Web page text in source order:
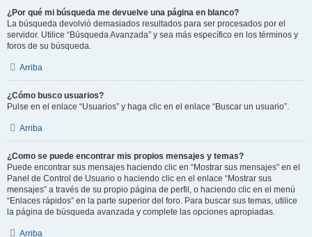
¿Por qué mi búsqueda me devuelve una página en blanco?
La búsqueda devolvió demasiados resultados para ser procesados por el
servidor. Utilice “Búsqueda Avanzada” y sea más específico en los términos y
foros de su búsqueda.
Arriba
¿Cómo busco usuarios?
Pulse en el enlace “Usuarios” y haga clic en el enlace “Buscar un usuario”.
Arriba
¿Como se puede encontrar mis propios mensajes y temas?
Puede encontrar sus mensajes haciendo clic en “Mostrar sus mensajes” en el
Panel de Control de Usuario o haciendo clic en el enlace “Mostrar sus
mensajes” a través de su propio página de perfil, o haciendo clic en el menú
“Enlaces rápidos” en la parte superior del foro. Para buscar sus temas, utilice
la página de búsqueda avanzada y complete las opciones apropiadas.
Arriba